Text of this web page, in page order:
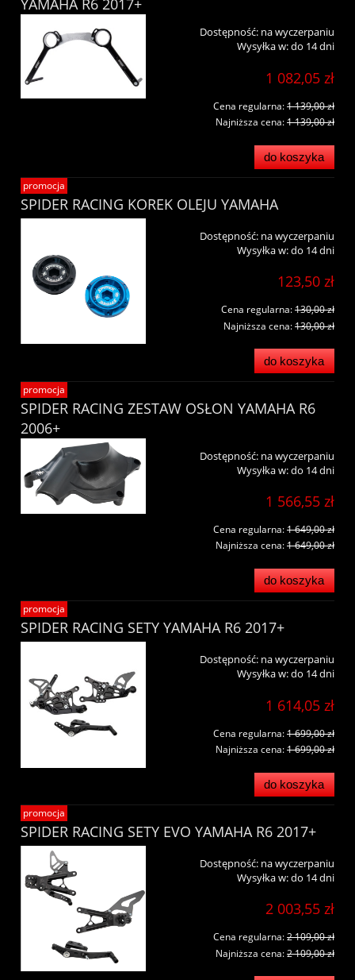
YAMAHA R6 2017+
Dostępność: na wyczerpaniu
Wysyłka w:do 14 dni
1 082,05 zł
Cena regularna:1 139,00 zł
Najniższa cena:1 139,00 zł
do koszyka
SPIDER RACING KOREK OLEJU YAMAHA
Dostępność: na wyczerpaniu
Wysyłka w:do 14 dni
123,50 zł
Cena regularna:130,00 zł
Najniższa cena:130,00 zł
do koszyka
promocja
SPIDER RACING ZESTAW OSŁON YAMAHA R6
2006+
Dostępność: na wyczerpaniu
Wysyłka w:do 14 dni
1 566,55 zł
Cena regularna:1 649,00 zł
Najniższa cena:1 649,00 zł
do koszyka
promocja
SPIDER RACING SETY YAMAHA R6 2017+
Dostępność: na wyczerpaniu
Wysyłka w:do 14 dni
1 614,05 zł
Cena regularna:1 699,00 zł
Najniższa cena:1 699,00 zł
do koszyka
promocja
SPIDER RACING SETY EVO YAMAHA R6 2017+
Dostępność: na wyczerpaniu
Wysyłka w:do 14 dni
2 003,55 zł
Cena regularna:2 109,00 zł
Najniższa cena:2 109,00 zł
promocja